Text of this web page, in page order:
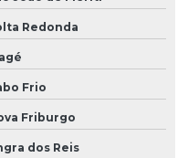
Redonda
Frio
Friburgo
dos Reis